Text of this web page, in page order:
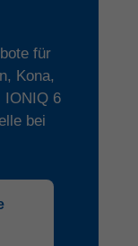
für
Kona,
IONIQ 6
bei